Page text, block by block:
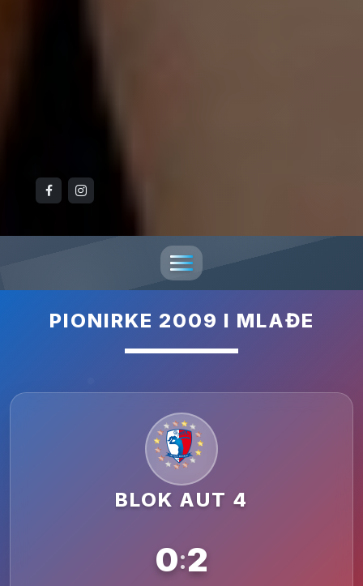
PIONIRKE 2009 I MLAĐE
BLOK AUT 4
0:2